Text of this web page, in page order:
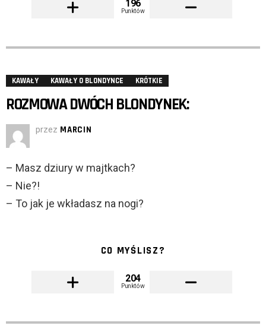
196
Punktów
KAWAŁY KAWAŁY O BLONDYNCE KRÓTKIE
ROZMOWA DWÓCH BLONDYNEK:
przez MARCIN
– Masz dziury w majtkach?
– Nie?!
– To jak je wkładasz na nogi?
CO MYŚLISZ?
204
Punktów